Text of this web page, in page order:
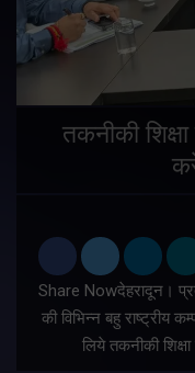
तकनीकी
Share Nowदेहरादून।
की विभिन्न बहु राष्ट्रीय
लिये तकनीकी